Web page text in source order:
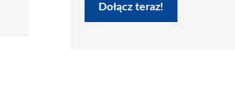
Dołącz teraz!